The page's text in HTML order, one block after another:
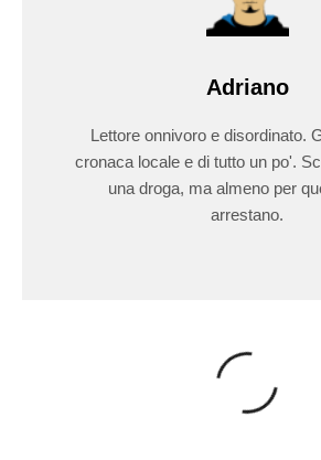
Adriano
Lettore onnivoro e disordinato.
cronaca locale e di tutto un po'.
una droga, ma almeno per
arrestano.